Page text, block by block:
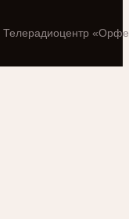
Телерадиоцентр